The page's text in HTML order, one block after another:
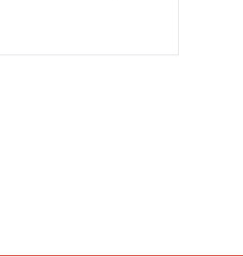
业在某些方面是独一无二